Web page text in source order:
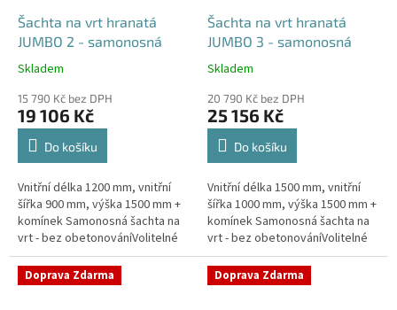
Šachta na vrt hranatá
JUMBO 2 - samonosná
Průměrné
produktu
je
5,0
hvězdiček.
Skladem
15 790 Kč bez DPH
19 106 Kč
Do košíku
Vnitřní délka 1200 mm, vnitřní
šířka 900 mm, výška 1500 mm +
komínek Samonosná šachta na
vrt - bez obetonováníVolitelné
průměry i pozice prostupů na
pažení vrtu, hadice i...
Šachta na vrt hranatá
JUMBO 3 - samonosná
Průměrné
produktu
je
5,0
hvězdiček.
Skladem
20 790 Kč bez DPH
25 156 Kč
Do košíku
Vnitřní délka 1500 mm, vnitřní
šířka 1000 mm, výška 1500 mm +
komínek Samonosná šachta na
vrt - bez obetonováníVolitelné
průměry i pozice prostupů na
pažení vrtu, hadice i...
Doprava Zdarma Doprava Zdarma